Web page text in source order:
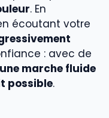
. En
écoutant votre
: avec de
une marche fluide
possible.